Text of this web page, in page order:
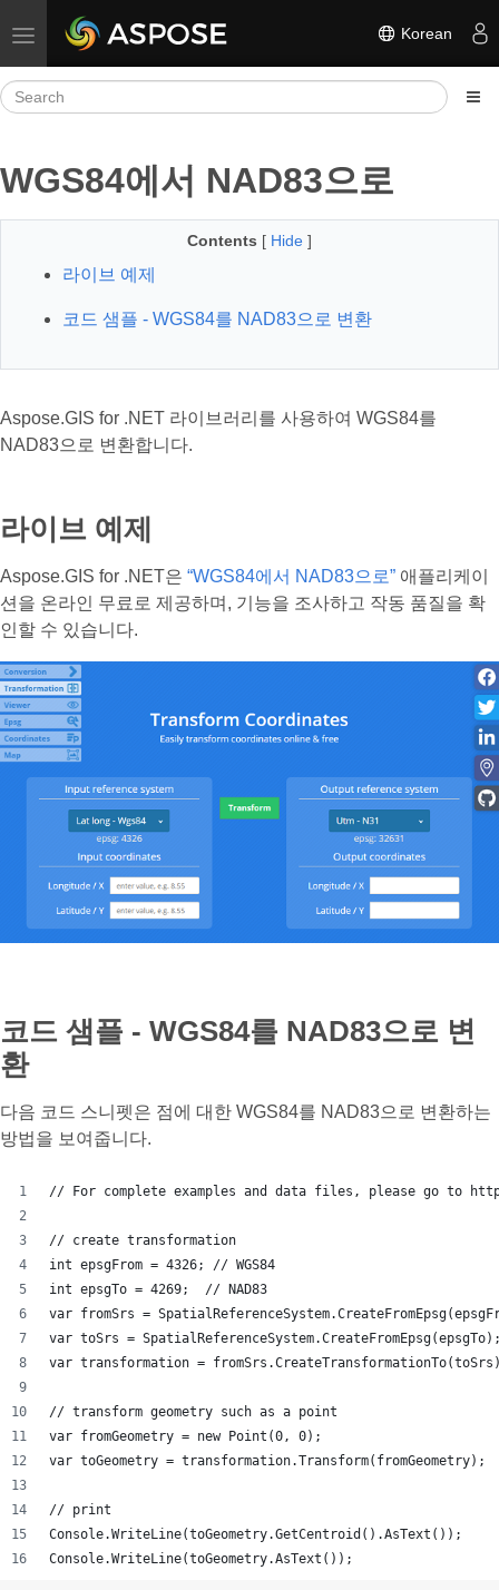
Toggle navigation Korean
WGS84에서 NAD83으로
Contents [ Hide ]
라이브 예제
코드 샘플 - WGS84를 NAD83으로 변환
Aspose.GIS for .NET 라이브러리를 사용하여 WGS84를
NAD83으로 변환합니다.
라이브 예제
Aspose.GIS for .NET은 “WGS84에서 NAD83으로” 애플리케이
션을 온라인 무료로 제공하며, 기능을 조사하고 작동 품질을 확
인할 수 있습니다.
코드 샘플 - WGS84를 NAD83으로 변
환
다음 코드 스니펫은 점에 대한 WGS84를 NAD83으로 변환하는
방법을 보여줍니다.
// For complete examples and data files, please go to
// create transformation
int epsgFrom = 4326; // WGS84
int epsgTo = 4269;  // NAD83
var fromSrs =
var toSrs =
var transformation =
// transform geometry such as a point
var fromGeometry = new Point(0, 0);
var toGeometry = transformation.Transform(fromGeometry);
// print
Console.WriteLine(toGeometry.GetCentroid().AsText());
Console.WriteLine(toGeometry.AsText());